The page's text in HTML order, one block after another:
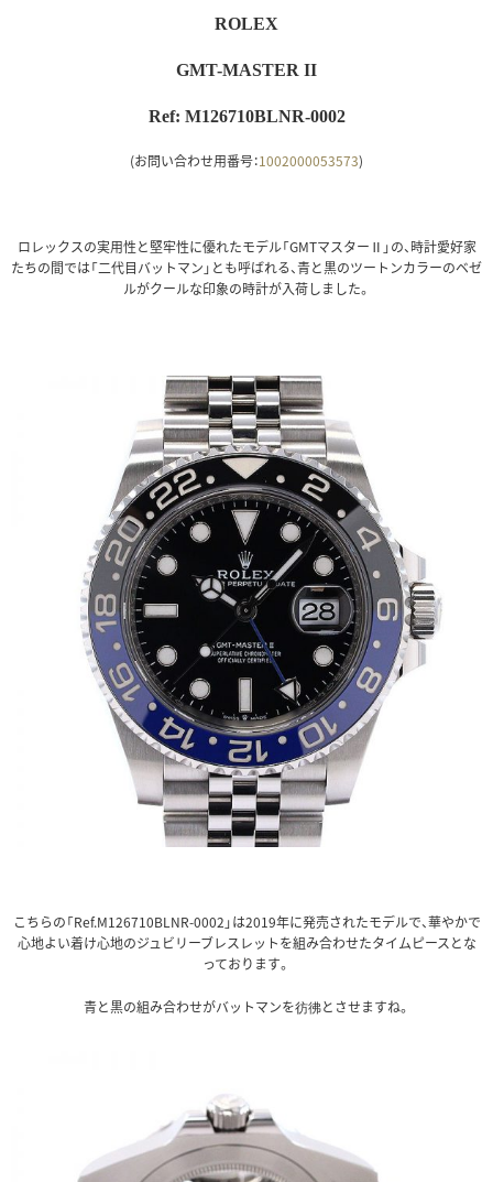
ROLEX
GMT-MASTER II
Ref: M126710BLNR-0002
(お問い合わせ用番号：1002000053573)
ロレックスの実用性と堅牢性に優れたモデル「GMTマスターⅡ」の、時計愛好家
たちの間では「二代目バットマン」とも呼ばれる、青と黒のツートンカラーのベゼ
ルがクールな印象の時計が入荷しました。
こちらの「Ref.M126710BLNR-0002」は2019年に発売されたモデルで、華やかで
心地よい着け心地のジュビリーブレスレットを組み合わせたタイムピースとな
っております。
青と黒の組み合わせがバットマンを彷彿とさせますね。